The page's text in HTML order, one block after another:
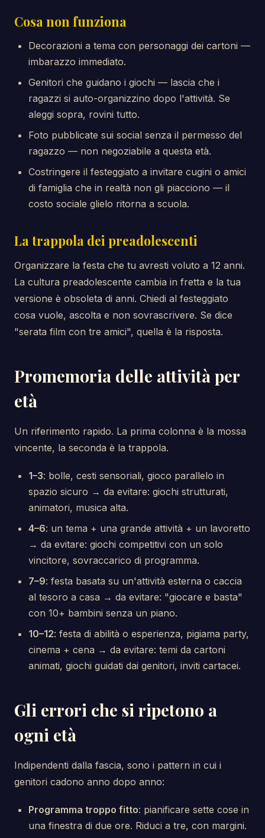
Cosa non funziona
Decorazioni a tema con personaggi dei cartoni —
imbarazzo immediato.
Genitori che guidano i giochi — lascia che i
ragazzi si auto-organizzino dopo l'attività. Se
aleggi sopra, rovini tutto.
Foto pubblicate sui social senza il permesso del
ragazzo — non negoziabile a questa età.
Costringere il festeggiato a invitare cugini o amici
di famiglia che in realtà non gli piacciono — il
costo sociale glielo ritorna a scuola.
La trappola dei preadolescenti
Organizzare la festa che tu avresti voluto a 12 anni.
La cultura preadolescente cambia in fretta e la tua
versione è obsoleta di anni. Chiedi al festeggiato
cosa vuole, ascolta e non sovrascrivere. Se dice
"serata film con tre amici", quella è la risposta.
Promemoria delle attività per
età
Un riferimento rapido. La prima colonna è la mossa
vincente, la seconda è la trappola.
1–3: bolle, cesti sensoriali, gioco parallelo in
spazio sicuro → da evitare: giochi strutturati,
animatori, musica alta.
4–6: un tema + una grande attività + un lavoretto
→ da evitare: giochi competitivi con un solo
vincitore, sovraccarico di programma.
7–9: festa basata su un'attività esterna o caccia
al tesoro a casa → da evitare: "giocare e basta"
con 10+ bambini senza un piano.
10–12: festa di abilità o esperienza, pigiama party,
cinema + cena → da evitare: temi da cartoni
animati, giochi guidati dai genitori, inviti cartacei.
Gli errori che si ripetono a
ogni età
Indipendenti dalla fascia, sono i pattern in cui i
genitori cadono anno dopo anno:
Programma troppo fitto: pianificare sette cose in
una finestra di due ore. Riduci a tre, con margini.